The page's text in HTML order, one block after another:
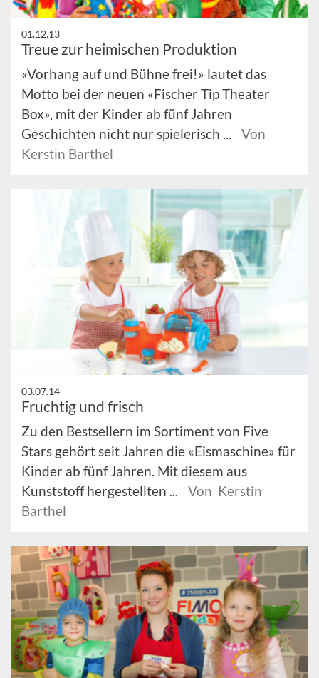
01.12.13
Treue zur heimischen Produktion
«Vorhang auf und Bühne frei!» lautet das
Motto bei der neuen «Fischer Tip Theater
Box», mit der Kinder ab fünf Jahren
Geschichten nicht nur spielerisch ...
Von
Kerstin Barthel
03.07.14
Fruchtig und frisch
Zu den Bestsellern im Sortiment von Five
Stars gehört seit Jahren die «Eismaschine» für
Kinder ab fünf Jahren. Mit diesem aus
Kunststoff hergestellten ...
Von Kerstin
Barthel